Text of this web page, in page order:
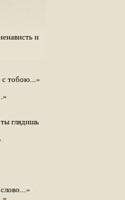
и
с тобою...»
глядишь